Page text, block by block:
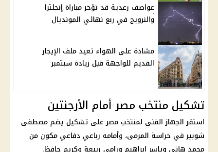
عواصف رعدية قد تؤخر مباراة إنجلترا
والنرويج في ربع نهائي المونديال
مشادة على الهواء تعيد ملف الإيجار
القديم للواجهة قبل زيادة سبتمبر
تشكيل منتخب مصر أمام الأرجنتين
استقر الجهاز الفني لمنتخب مصر على تشكيل يضم مصطفى
شوبيرفي حراسة المرمى، وأمامه رباعي دفاعي مكون من
محمد هاني وياسر إبراهيم ورامي ربيعة وكريم حافظ.